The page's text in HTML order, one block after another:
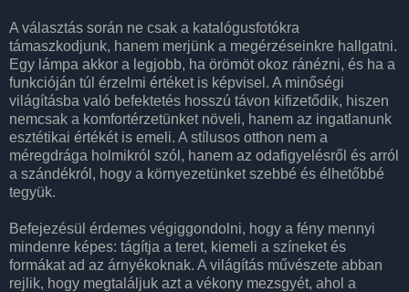
A választás során ne csak a katalógusfotókra
támaszkodjunk, hanem merjünk a megérzéseinkre hallgatni.
Egy lámpa akkor a legjobb, ha örömöt okoz ránézni, és ha a
funkcióján túl érzelmi értéket is képvisel. A minőségi
világításba való befektetés hosszú távon kifizetődik, hiszen
nemcsak a komfortérzetünket növeli, hanem az ingatlanunk
esztétikai értékét is emeli. A stílusos otthon nem a
méregdrága holmikról szól, hanem az odafigyelésről és arról
a szándékról, hogy a környezetünket szebbé és élhetőbbé
tegyük.
Befejezésül érdemes végiggondolni, hogy a fény mennyi
mindenre képes: tágítja a teret, kiemeli a színeket és
formákat ad az árnyékoknak. A világítás művészete abban
rejlik, hogy megtaláljuk azt a vékony mezsgyét, ahol a